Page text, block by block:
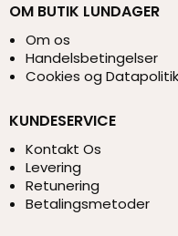
OM BUTIK LUNDAGER
Om os
Handelsbetingelser
Cookies og Datapolitik
KUNDESERVICE
Kontakt Os
Levering
Retunering
Betalingsmetoder